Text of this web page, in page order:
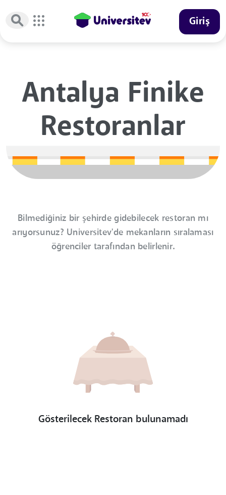
Giriş
Antalya Finike
Restoranlar
Bilmediğiniz bir şehirde gidebilecek restoran mı
arıyorsunuz? Universitev'de mekanların sıralaması
öğrenciler tarafından belirlenir.
Gösterilecek Restoran bulunamadı